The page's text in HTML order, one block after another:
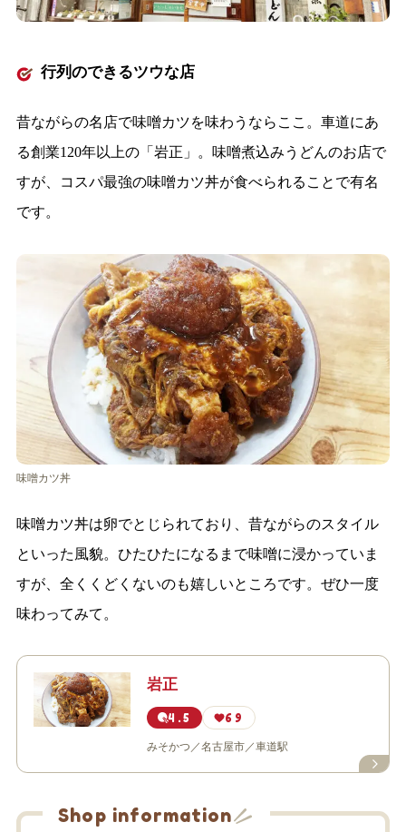
行列のできるツウな店
昔ながらの名店で味噌カツを味わうならここ。車道にあ
る創業120年以上の「岩正」。味噌煮込みうどんのお店で
すが、コスパ最強の味噌カツ丼が食べられることで有名
です。
味噌カツ丼
味噌カツ丼は卵でとじられており、昔ながらのスタイル
といった風貌。ひたひたになるまで味噌に浸かっていま
すが、全くくどくないのも嬉しいところです。ぜひ一度
味わってみて。
岩正
4.5 69
みそかつ 名古屋市 車道駅
Shop information